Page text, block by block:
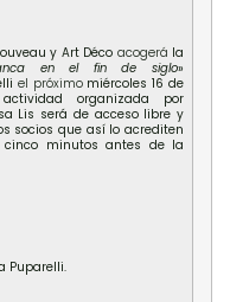
y Art Déco acogerá la
en el fin de siglo»
el próximo miércoles 16 de
organizada por
Lis será de acceso libre y
socios que así lo acrediten
minutos antes de la
Puparelli.